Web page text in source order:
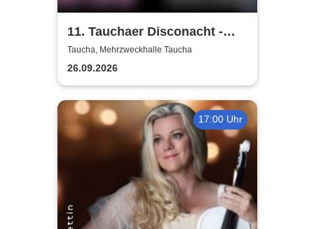
11. Tauchaer Disconacht -
Herbstedition
Taucha, Mehrzweckhalle Taucha
26.09.2026
17:00 Uhr